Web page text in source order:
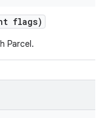
flags)
Parcel.